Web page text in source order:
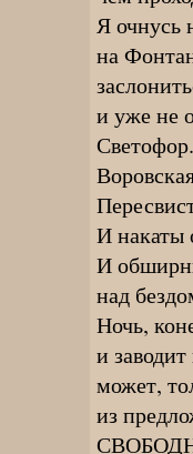
Я очнусь
на
и уже не
И накаты
И
над
Ночь,
и
может,
из